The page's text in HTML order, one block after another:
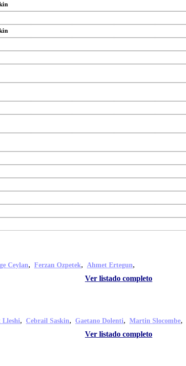
Ceylan, Ferzan Ozpetek, Ahmet Ertegun,
Ver listado completo
, Cebrail Saskin, Gaetano Dolenti, Martin Slocombe,
Ver listado completo